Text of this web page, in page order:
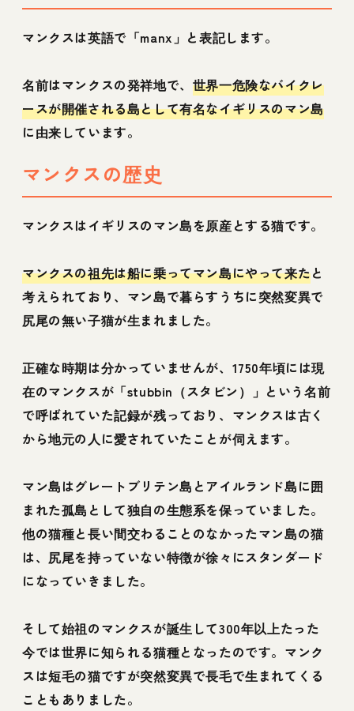
マンクスは英語で「manx」と表記します。
名前はマンクスの発祥地で、 世界一危険なバイクレ
ースが開催される島として有名なイギリスのマン島
に由来しています。
マンクスの歴史
マンクスはイギリスのマン島を原産とする猫です。
マンクスの祖先は船に乗ってマン島にやって来たと
考えられており、マン島で暮らすうちに突然変異で
尻尾の無い子猫が生まれました。
正確な時期は分かっていませんが、1750年頃には現
在のマンクスが「stubbin（スタビン）」という名前
で呼ばれていた記録が残っており、マンクスは古く
から地元の人に愛されていたことが伺えます。
マン島はグレートブリテン島とアイルランド島に囲
まれた孤島として独自の生態系を保っていました。
他の猫種と長い間交わることのなかったマン島の猫
は、尻尾を持っていない特徴が徐々にスタンダード
になっていきました。
そして始祖のマンクスが誕生して300年以上たった
今では世界に知られる猫種となったのです。マンク
スは短毛の猫ですが突然変異で長毛で生まれてくる
こともありました。